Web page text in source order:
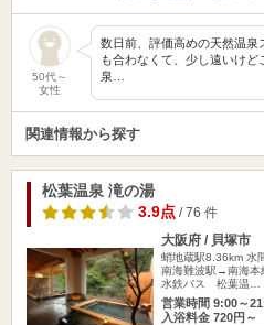
50代～
女性
数日前、評価高めの天然温泉
も合わなくて、少し遠いけど
泉…
関連情報から探す
松葉温泉 滝の湯
3.9点/ 76 件
大阪府 / 貝塚市
蛸地蔵駅8.36km 水
南海難波駅→南海
水鉄バス 松葉温…
営業時間 9:00～
入浴料金 720円～